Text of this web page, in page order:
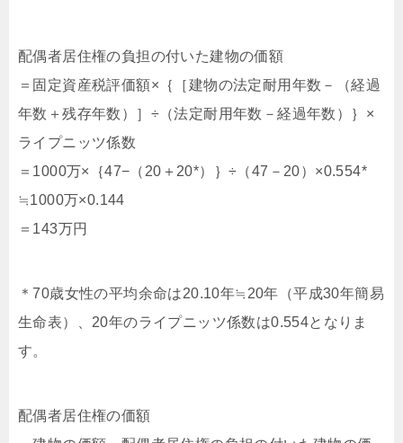
配偶者居住権の負担の付いた建物の価額
＝固定資産税評価額×｛［建物の法定耐用年数－（経過
年数＋残存年数）］÷（法定耐用年数－経過年数）｝×
ライプニッツ係数
＝1000万×｛47−（20＋20*）｝÷（47－20）×0.554*
≒1000万×0.144
＝143万円
＊70歳女性の平均余命は20.10年≒20年（平成30年簡易
生命表）、20年のライプニッツ係数は0.554となりま
す。
配偶者居住権の価額